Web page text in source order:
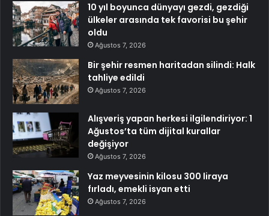
10 yıl boyunca dünyayı gezdi, gezdiği
ülkeler arasında tek favorisi bu şehir
oldu
Ağustos 7, 2026
Bir şehir resmen haritadan silindi: Halk
tahliye edildi
Ağustos 7, 2026
Alışveriş yapan herkesi ilgilendiriyor: 1
Ağustos’ta tüm dijital kurallar
değişiyor
Ağustos 7, 2026
Yaz meyvesinin kilosu 300 liraya
fırladı, emekli isyan etti
Ağustos 7, 2026